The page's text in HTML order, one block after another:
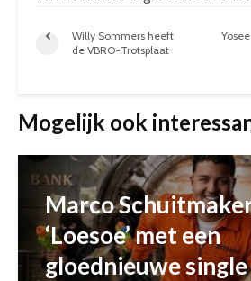
Willy Sommers heeft
de VBRO-Trotsplaat
Mogelijk ook
Marco
‘Loesoe’ met een
gloednieuwe single